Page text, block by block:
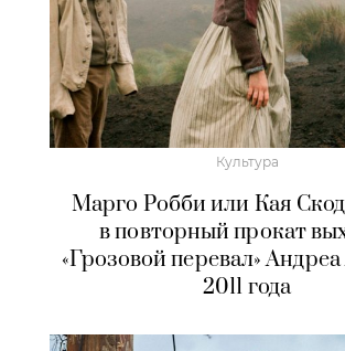
Культура
Марго Робби или Кая
в повторный прокат
«Грозовой перевал»
2011 года